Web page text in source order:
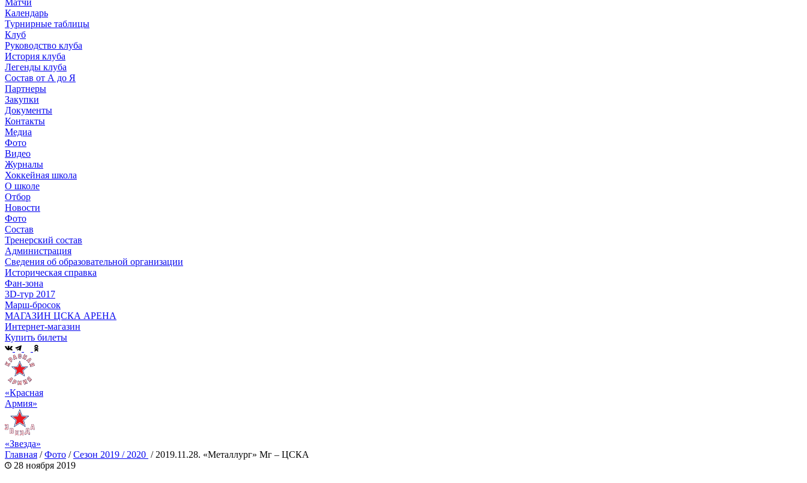
Календарь
Турнирные таблицы
Клуб
Руководство клуба
История клуба
Легенды клуба
Состав от А до Я
Партнеры
Закупки
Документы
Контакты
Медиа
Фото
Видео
Журналы
Хоккейная школа
О школе
Отбор
Новости
Фото
Состав
Тренерский состав
Администрация
Сведения об образовательной организации
Историческая справка
Фан-зона
3D-тур 2017
Марш-бросок
МАГАЗИН ЦСКА АРЕНА
Интернет-магазин
Купить билеты
«Красная
Армия»
«Звезда»
Главная /Фото /Сезон 2019 / 2020 / 2019.11.28. «Металлург» Мг – ЦСКА
28 ноября 2019